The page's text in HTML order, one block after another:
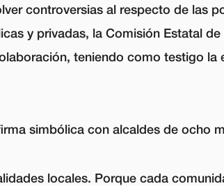
controversias al respecto de las
y privadas, la Comisión Estatal
teniendo como testigo la
simbólica con alcaldes de ocho
locales. Porque cada